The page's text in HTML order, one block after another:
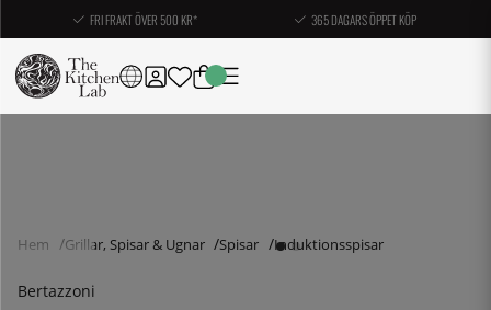
FRI FRAKT ÖVER 500 KR* 365 DAGARS ÖPPET KÖP
Hem Grillar, Spisar & Ugnar Spisar Induktionsspisar
Bertazzoni